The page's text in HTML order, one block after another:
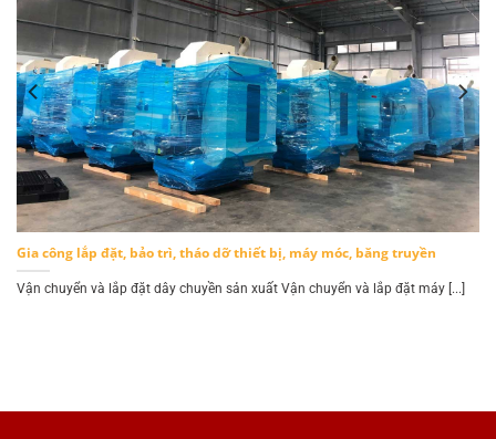
Gia công lắp đặt, bảo trì, tháo dỡ thiết bị, máy móc, băng truyền
Vận chuyển và lắp đặt dây chuyền sản xuất Vận chuyển và lắp đặt máy [...]